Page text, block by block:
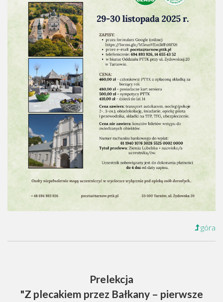
góra
Prelekcja
"Z plecakiem przez Bałkany – pierwsze